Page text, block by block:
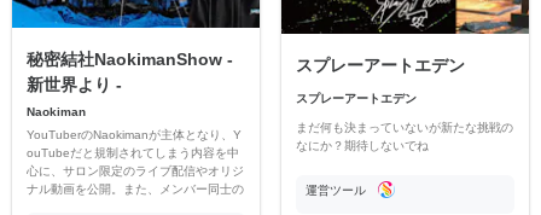
秘密結社NaokimanShow -
新世界より -
Naokiman
YouTuberのNaokimanが主体となり、Y
ouTubeだと規制されてしまう内容を中
心に、サロン限定のライブ配信やオリジ
ナル動画を公開。また、メンバー同士の
スプレーアートエデン
スプレーアートエデン
まだ何も決まっていないが新たな挑戦の
なにか？期待しないでね
運営ツール